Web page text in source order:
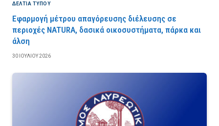
ΔΕΛΤΙΑ ΤΥΠΟΥ
Εφαρμογή μέτρου απαγόρευσης διέλευσης σε
περιοχές NATURA, δασικά οικοσυστήματα, πάρκα και
άλση
30 ΙΟΥΛΊΟΥ 2026